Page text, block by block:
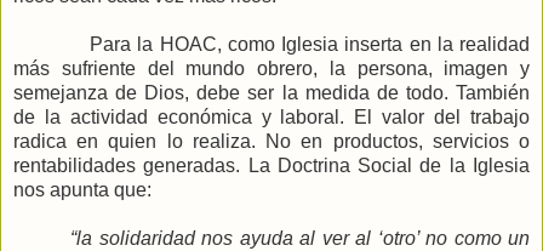
Para la HOAC, como Iglesia inserta en la realidad
más sufriente del mundo obrero, la persona, imagen y
semejanza de Dios, debe ser la medida de todo. También
de la actividad económica y laboral. El valor del trabajo
radica en quien lo realiza. No en productos, servicios o
rentabilidades generadas.
La Doctrina Social de
la Iglesia
nos apunta que:
“la solidaridad nos ayuda al ver al ‘otro’ no como un